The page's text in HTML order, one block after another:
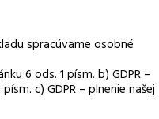
spracúvame osobné
6 ods. 1 písm. b) GDPR –
c) GDPR – plnenie našej